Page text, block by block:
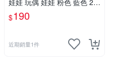
娃娃 玩偶 娃娃 粉色 藍色 2色
分售
$190
近期銷量1件